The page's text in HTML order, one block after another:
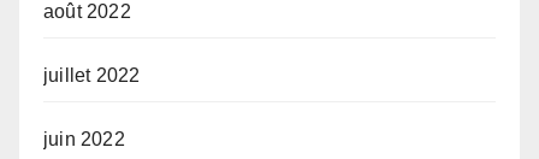
août 2022
juillet 2022
juin 2022